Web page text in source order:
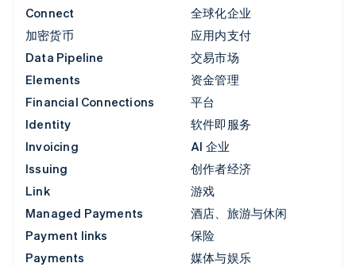
Connect
加密货币
Data Pipeline
Elements
Financial Connections
Identity
Invoicing
Issuing
Link
Managed Payments
Payment links
Payments
全球化企业
应用内支付
交易市场
资金管理
平台
软件即服务
AI 企业
创作者经济
游戏
酒店、旅游与休闲
保险
媒体与娱乐